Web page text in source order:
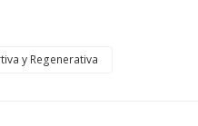
y Regenerativa